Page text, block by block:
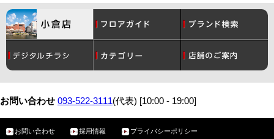
コスメ レディース
メンズ ベビー・こども
月間催事スケジュール グルメ
サービスガイド アクセス・駐車場
お問い合わせ 093-522-3111(代表) [10:00 - 19:00]
お問い合わせ 採用情報 プライバシーポリシー